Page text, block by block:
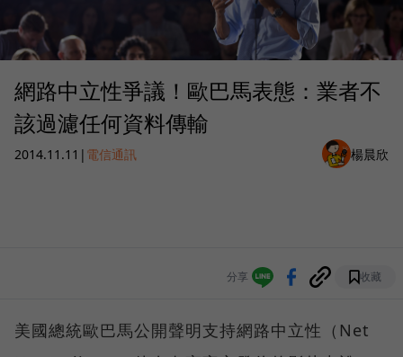
網路中立性爭議！歐巴馬表態：業者不
該過濾任何資料傳輸
2014.11.11 | 電信通訊 楊晨欣
分享 收藏
美國總統歐巴馬公開聲明支持網路中立性（Net